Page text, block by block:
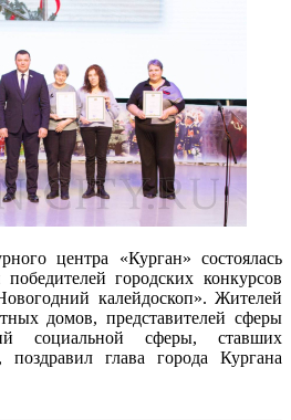
центра «Курган» состоялась
городских конкурсов
калейдоскоп». Жителей
домов, представителей сферы
социальной сферы, ставших
поздравил глава города Кургана